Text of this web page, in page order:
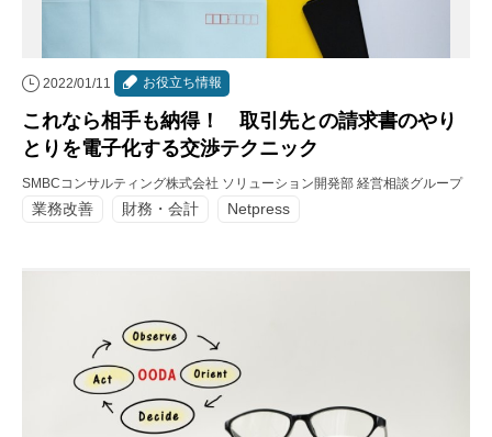
2022/01/11 お役立ち情報
これなら相手も納得！ 取引先との請求書のやり
とりを電子化する交渉テクニック
SMBCコンサルティング株式会社 ソリューション開発部 経営相談グループ
業務改善 財務・会計 Netpress